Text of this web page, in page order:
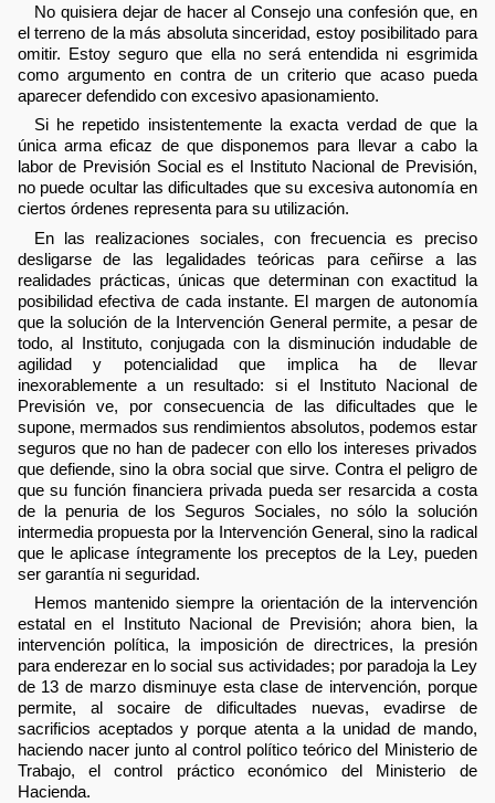
No quisiera dejar de hacer al Consejo una confesión que, en
el terreno de la más absoluta sinceridad, estoy posibilitado para
omitir. Estoy seguro que ella no será entendida ni esgrimida
como argumento en contra de un criterio que acaso pueda
aparecer defendido con excesivo apasionamiento.
Si he repetido insistentemente la exacta verdad de que la
única arma eficaz de que disponemos para llevar a cabo la
labor de Previsión Social es el Instituto Nacional de Previsión,
no puede ocultar las dificultades que su excesiva autonomía en
ciertos órdenes representa para su utilización.
En las realizaciones sociales, con frecuencia es preciso
desligarse de las legalidades teóricas para ceñirse a las
realidades prácticas, únicas que determinan con exactitud la
posibilidad efectiva de cada instante. El margen de autonomía
que la solución de la Intervención General permite, a pesar de
todo, al Instituto, conjugada con la disminución indudable de
agilidad y potencialidad que implica ha de llevar
inexorablemente a un resultado: si el Instituto Nacional de
Previsión ve, por consecuencia de las dificultades que le
supone, mermados sus rendimientos absolutos, podemos estar
seguros que no han de padecer con ello los intereses privados
que defiende, sino la obra social que sirve. Contra el peligro de
que su función financiera privada pueda ser resarcida a costa
de la penuria de los Seguros Sociales, no sólo la solución
intermedia propuesta por la Intervención General, sino la radical
que le aplicase íntegramente los preceptos de la Ley, pueden
ser garantía ni seguridad.
Hemos mantenido siempre la orientación de la intervención
estatal en el Instituto Nacional de Previsión; ahora bien, la
intervención política, la imposición de directrices, la presión
para enderezar en lo social sus actividades; por paradoja la Ley
de 13 de marzo disminuye esta clase de intervención, porque
permite, al socaire de dificultades nuevas, evadirse de
sacrificios aceptados y porque atenta a la unidad de mando,
haciendo nacer junto al control político teórico del Ministerio de
Trabajo, el control práctico económico del Ministerio de
Hacienda.